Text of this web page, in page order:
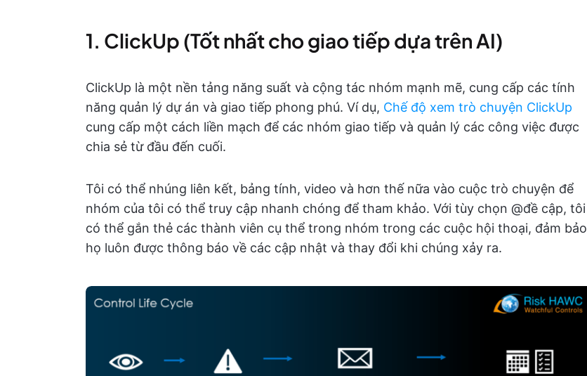
1. ClickUp (Tốt nhất cho giao tiếp dựa trên AI)
ClickUp là một nền tảng năng suất và cộng tác nhóm mạnh mẽ, cung cấp các tính
năng quản lý dự án và giao tiếp phong phú. Ví dụ, Chế độ xem trò chuyện ClickUp
cung cấp một cách liền mạch để các nhóm giao tiếp và quản lý các công việc được
chia sẻ từ đầu đến cuối.
Tôi có thể nhúng liên kết, bảng tính, video và hơn thế nữa vào cuộc trò chuyện để
nhóm của tôi có thể truy cập nhanh chóng để tham khảo. Với tùy chọn @đề cập, tôi
có thể gắn thẻ các thành viên cụ thể trong nhóm trong các cuộc hội thoại, đảm bảo
họ luôn được thông báo về các cập nhật và thay đổi khi chúng xảy ra.